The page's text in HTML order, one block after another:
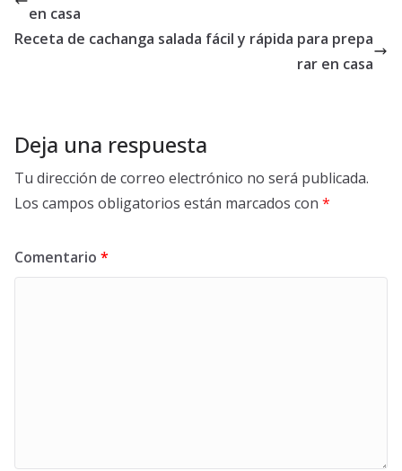
en casa
Receta de cachanga salada fácil y rápida para prepa
rar en casa
Deja una respuesta
Tu dirección de correo electrónico no será publicada.
Los campos obligatorios están marcados con *
Comentario *